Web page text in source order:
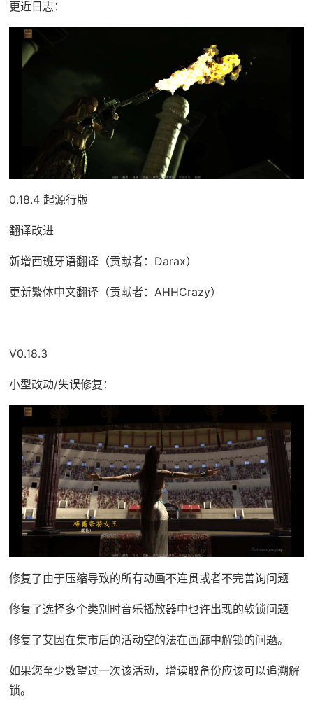
更近日志：
0.18.4 起源行版
翻译改进
新增西班牙语翻译（贡献者：Darax）
更新繁体中文翻译（贡献者：AHHCrazy）
V0.18.3
小型改动/失误修复：
修复了由于压缩导致的所有动画不连贯或者不完善询问题
修复了选择多个类别时音乐播放器中也许出现的软锁问题
修复了艾因在集市后的活动空的法在画廊中解锁的问题。
如果您至少数望过一次该活动，增读取备份应该可以追溯解
锁。